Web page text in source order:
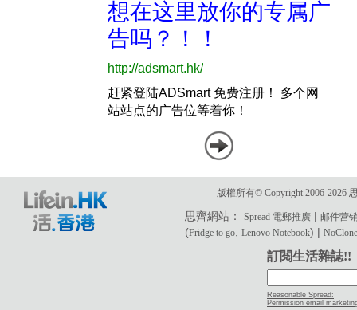
版權所有© Copyright 2006-2026
思齊網站：Spread 電郵推廣 |邮件营
(Fridge to go ,Lenovo Notebook) |